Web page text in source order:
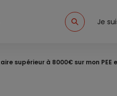
Je
supérieur à 8000€ sur mon PEE